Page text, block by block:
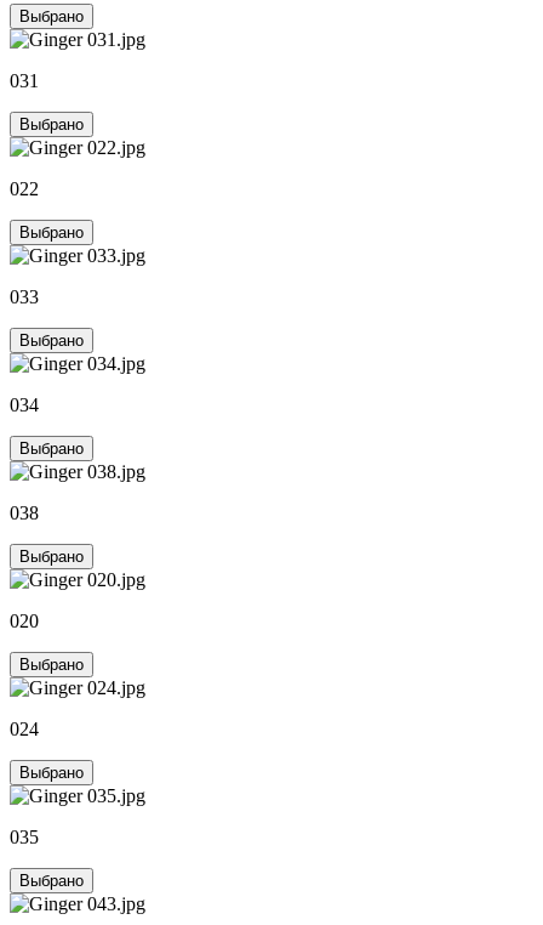
Выбрано
031
Выбрано
022
Выбрано
033
Выбрано
034
Выбрано
038
Выбрано
020
Выбрано
024
Выбрано
035
Выбрано